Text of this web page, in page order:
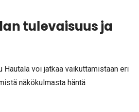
tulevaisuus ja
Hautala voi jatkaa vaikuttamistaan eri
näkökulmasta häntä